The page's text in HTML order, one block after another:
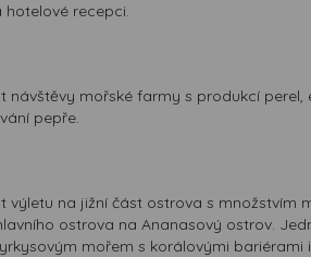
recepci.
mořské farmy s produkcí
pepře.
na jižní část ostrova s
ostrova na Ananasový ostrov.
mořem s korálovými bariérami